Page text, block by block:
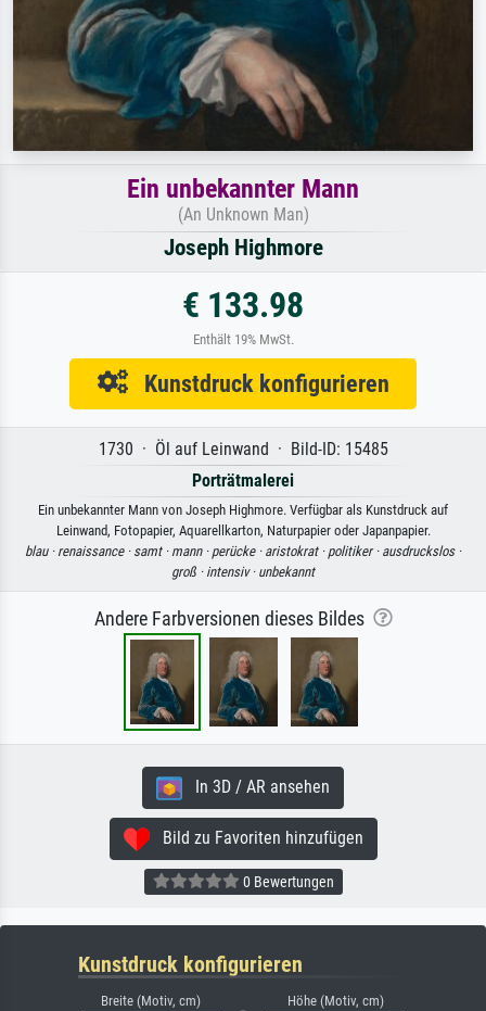
Ein unbekannter Mann
(An Unknown Man)
Joseph Highmore
€ 133.98
Enthält 19% MwSt.
Kunstdruck konfigurieren
1730 · Öl auf Leinwand · Bild-ID: 15485
Porträtmalerei
Ein unbekannter Mann von Joseph Highmore. Verfügbar als Kunstdruck auf
Leinwand, Fotopapier, Aquarellkarton, Naturpapier oder Japanpapier.
blau · renaissance · samt · mann · perücke · aristokrat · politiker · ausdruckslos ·
groß · intensiv · unbekannt
Andere Farbversionen dieses Bildes
In 3D / AR ansehen
Bild zu Favoriten hinzufügen
0 Bewertungen
Kunstdruck konfigurieren
Breite (Motiv, cm) Höhe (Motiv, cm)